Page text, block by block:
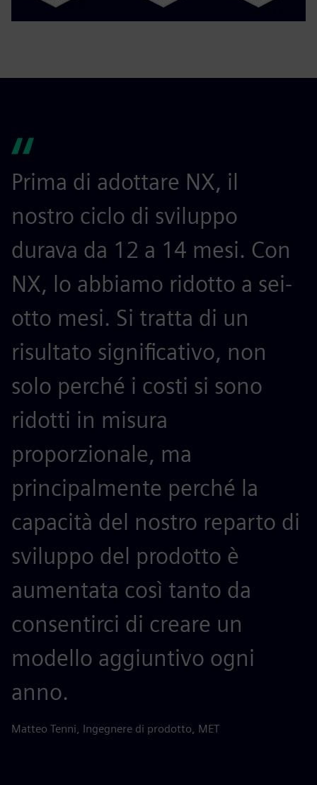
Prima di adottare NX, il
nostro ciclo di sviluppo
durava da 12 a 14 mesi. Con
NX, lo abbiamo ridotto a sei-
otto mesi. Si tratta di un
risultato significativo, non
solo perché i costi si sono
ridotti in misura
proporzionale, ma
principalmente perché la
capacità del nostro reparto di
sviluppo del prodotto è
aumentata così tanto da
consentirci di creare un
modello aggiuntivo ogni
anno.
Matteo Tenni, Ingegnere di prodotto, MET